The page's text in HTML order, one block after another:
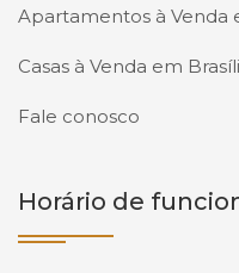
Apartamentos à Venda
Casas à Venda em
Fale conosco
Horário de